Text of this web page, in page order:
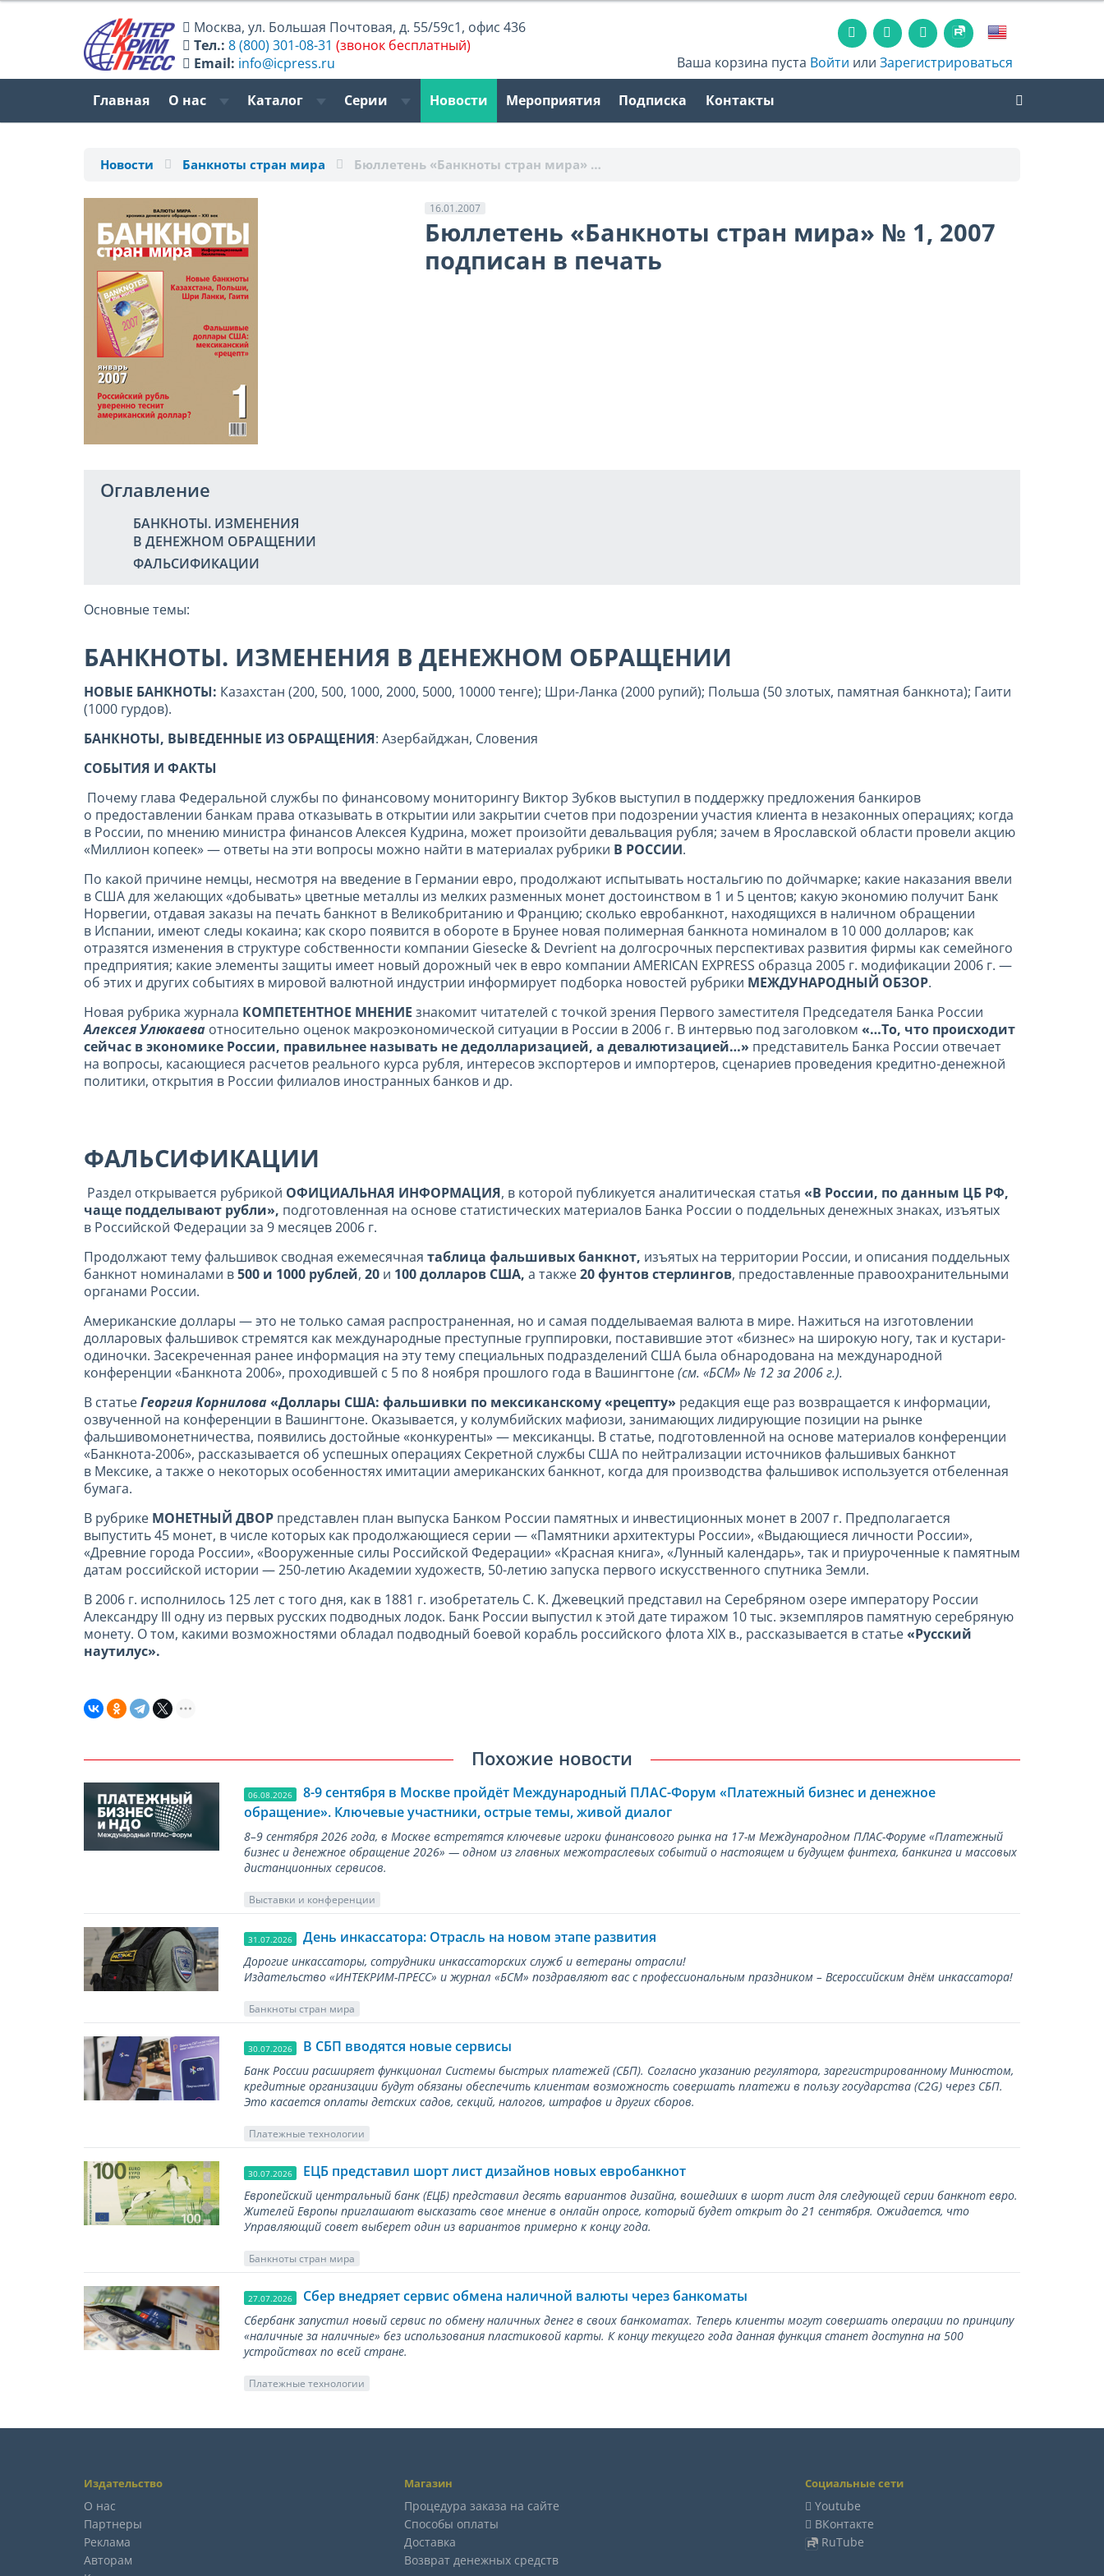
Москва,ул. Большая Почтовая, д. 55/59с1, офис 436
Тел.: 8 (800) 301-08-31 (звонок бесплатный)
Email: info@icpress.ru Ваша корзина пуста Войти илиЗарегистрироваться
Главная О нас Каталог Серии Новости Мероприятия Подписка Контакты
Новости Банкноты стран мира Бюллетень «Банкноты стран мира» …
16.01.2007
Бюллетень «Банкноты стран мира» № 1, 2007
подписан в печать
Оглавление
БАНКНОТЫ. ИЗМЕНЕНИЯ
В ДЕНЕЖНОМ ОБРАЩЕНИИ
ФАЛЬСИФИКАЦИИ
Основные темы:
БАНКНОТЫ. ИЗМЕНЕНИЯ В ДЕНЕЖНОМ ОБРАЩЕНИИ
НОВЫЕ БАНКНОТЫ: Казахстан (200, 500, 1000, 2000, 5000, 10000 тенге); Шри-Ланка (2000 рупий); Польша (50 злотых, памятная банкнота); Гаити
(1000 гурдов).
БАНКНОТЫ, ВЫВЕДЕННЫЕ ИЗ ОБРАЩЕНИЯ: Азербайджан, Словения
СОБЫТИЯ И ФАКТЫ
Почему глава Федеральной службы по финансовому мониторингу Виктор Зубков выступил в поддержку предложения банкиров
о предоставлении банкам права отказывать в открытии или закрытии счетов при подозрении участия клиента в незаконных операциях; когда
в России, по мнению министра финансов Алексея Кудрина, может произойти девальвация рубля; зачем в Ярославской области провели акцию
«Миллион копеек» — ответы на эти вопросы можно найти в материалах рубрики В РОССИИ.
По какой причине немцы, несмотря на введение в Германии евро, продолжают испытывать ностальгию по дойчмарке; какие наказания ввели
в США для желающих «добывать» цветные металлы из мелких разменных монет достоинством в 1 и 5 центов; какую экономию получит Банк
Норвегии, отдавая заказы на печать банкнот в Великобританию и Францию; сколько евробанкнот, находящихся в наличном обращении
в Испании, имеют следы кокаина; как скоро появится в обороте в Брунее новая полимерная банкнота номиналом в 10 000 долларов; как
отразятся изменения в структуре собственности компании Giesecke & Devrient на долгосрочных перспективах развития фирмы как семейного
предприятия; какие элементы защиты имеет новый дорожный чек в евро компании AMERICAN EXPRESS образца 2005 г. модификации 2006 г. —
об этих и других событиях в мировой валютной индустрии информирует подборка новостей рубрики МЕЖДУНАРОДНЫЙ ОБЗОР.
Новая рубрика журнала КОМПЕТЕНТНОЕ МНЕНИЕ знакомит читателей с точкой зрения Первого заместителя Председателя Банка России
Алексея Улюкаева относительно оценок макроэкономической ситуации в России в 2006 г. В интервью под заголовком «…То, что происходит
сейчас в экономике России, правильнее называть не дедолларизацией, а девалютизацией…» представитель Банка России отвечает
на вопросы, касающиеся расчетов реального курса рубля, интересов экспортеров и импортеров, сценариев проведения кредитно-денежной
политики, открытия в России филиалов иностранных банков и др.
ФАЛЬСИФИКАЦИИ
Раздел открывается рубрикой ОФИЦИАЛЬНАЯ ИНФОРМАЦИЯ, в которой публикуется аналитическая статья «В России, по данным ЦБ РФ,
чаще подделывают рубли», подготовленная на основе статистических материалов Банка России о поддельных денежных знаках, изъятых
в Российской Федерации за 9 месяцев 2006 г.
Продолжают тему фальшивок сводная ежемесячная таблица фальшивых банкнот, изъятых на территории России, и описания поддельных
банкнот номиналами в500 и 1000 рублей, 20 и 100 долларов США, а также20 фунтов стерлингов, предоставленные правоохранительными
органами России.
Американские доллары — это не только самая распространенная, но и самая подделываемая валюта в мире. Нажиться на изготовлении
долларовых фальшивок стремятся как международные преступные группировки, поставившие этот «бизнес» на широкую ногу, так и кустари-
одиночки. Засекреченная ранее информация на эту тему специальных подразделений США была обнародована на международной
конференции «Банкнота 2006», проходившей с 5 по 8 ноября прошлого года в Вашингтоне(см. «БСМ» № 12 за 2006 г.).
В статьеГеоргия Корнилова«Доллары США: фальшивки по мексиканскому «рецепту» редакция еще раз возвращается к информации,
озвученной на конференции в Вашингтоне. Оказывается, у колумбийских мафиози, занимающих лидирующие позиции на рынке
фальшивомонетничества, появились достойные «конкуренты» — мексиканцы. В статье, подготовленной на основе материалов конференции
«Банкнота-2006», рассказывается об успешных операциях Секретной службы США по нейтрализации источников фальшивых банкнот
в Мексике, а также о некоторых особенностях имитации американских банкнот, когда для производства фальшивок используется отбеленная
бумага.
В рубрике МОНЕТНЫЙ ДВОР представлен план выпуска Банком России памятных и инвестиционных монет в 2007 г. Предполагается
выпустить 45 монет, в числе которых как продолжающиеся серии — «Памятники архитектуры России», «Выдающиеся личности России»,
«Древние города России», «Вооруженные силы Российской Федерации» «Красная книга», «Лунный календарь», так и приуроченные к памятным
датам российской истории — 250-летию Академии художеств, 50-летию запуска первого искусственного спутника Земли.
В 2006 г. исполнилось 125 лет с того дня, как в 1881 г. изобретатель С. К. Джевецкий представил на Серебряном озере императору России
Александру III одну из первых русских подводных лодок. Банк России выпустил к этой дате тиражом 10 тыс. экземпляров памятную серебряную
монету. О том, какими возможностями обладал подводный боевой корабль российского флота XIX в., рассказывается в статье«Русский
наутилус».
Похожие новости
06.08.2026
8-9 сентября в Москве пройдёт Международный ПЛАС-Форум «Платежный бизнес и денежное
обращение». Ключевые участники, острые темы, живой диалог
8–9 сентября 2026 года, в Москве встретятся ключевые игроки финансового рынка на 17-м Международном ПЛАС-Форуме «Платежный
бизнес и денежное обращение 2026» — одном из главных межотраслевых событий о настоящем и будущем финтеха, банкинга и массовых
дистанционных сервисов.
Выставки и конференции
31.07.2026 День инкассатора: Отрасль на новом этапе развития
Дорогие инкассаторы, сотрудники инкассаторских служб и ветераны отрасли!
Издательство «ИНТЕКРИМ-ПРЕСС» и журнал «БСМ» поздравляют вас с профессиональным праздником – Всероссийским днём инкассатора!
Банкноты стран мира
30.07.2026 В СБП вводятся новые сервисы
Банк России расширяет функционал Системы быстрых платежей (СБП). Согласно указанию регулятора, зарегистрированному Минюстом,
кредитные организации будут обязаны обеспечить клиентам возможность совершать платежи в пользу государства (С2G) через СБП.
Это касается оплаты детских садов, секций, налогов, штрафов и других сборов.
Платежные технологии
30.07.2026 ЕЦБ представил шорт лист дизайнов новых евробанкнот
Европейский центральный банк (ЕЦБ) представил десять вариантов дизайна, вошедших в шорт лист для следующей серии банкнот евро.
Жителей Европы приглашают высказать свое мнение в онлайн опросе, который будет открыт до 21 сентября. Ожидается, что
Управляющий совет выберет один из вариантов примерно к концу года.
Банкноты стран мира
27.07.2026 Сбер внедряет сервис обмена наличной валюты через банкоматы
Сбербанк запустил новый сервис по обмену наличных денег в своих банкоматах. Теперь клиенты могут совершать операции по принципу
«наличные за наличные» без использования пластиковой карты. К концу текущего года данная функция станет доступна на 500
устройствах по всей стране.
Платежные технологии
Издательство
О нас
Партнеры
Реклама
Авторам
Магазин
Процедура заказа на сайте
Способы оплаты
Доставка
Возврат денежных средств
Социальные сети
Youtube
ВКонтакте
RuTube